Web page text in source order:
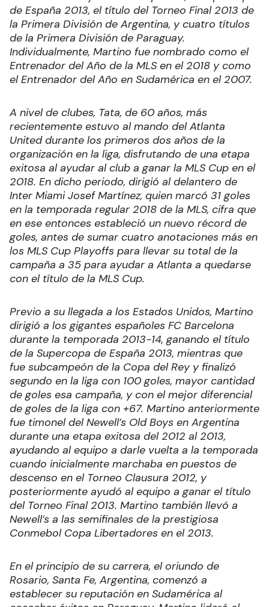
de España 2013, el título del Torneo Final 2013 de
la Primera División de Argentina, y cuatro títulos
de la Primera División de Paraguay.
Individualmente, Martino fue nombrado como el
Entrenador del Año de la MLS en el 2018 y como
el Entrenador del Año en Sudamérica en el 2007.
A nivel de clubes, Tata, de 60 años, más
recientemente estuvo al mando del Atlanta
United durante los primeros dos años de la
organización en la liga, disfrutando de una etapa
exitosa al ayudar al club a ganar la MLS Cup en el
2018. En dicho periodo, dirigió al delantero de
Inter Miami Josef Martínez, quien marcó 31 goles
en la temporada regular 2018 de la MLS, cifra que
en ese entonces estableció un nuevo récord de
goles, antes de sumar cuatro anotaciones más en
los MLS Cup Playoffs para llevar su total de la
campaña a 35 para ayudar a Atlanta a quedarse
con el título de la MLS Cup.
Previo a su llegada a los Estados Unidos, Martino
dirigió a los gigantes españoles FC Barcelona
durante la temporada 2013-14, ganando el título
de la Supercopa de España 2013, mientras que
fue subcampeón de la Copa del Rey y finalizó
segundo en la liga con 100 goles, mayor cantidad
de goles esa campaña, y con el mejor diferencial
de goles de la liga con +67. Martino anteriormente
fue timonel del Newell’s Old Boys en Argentina
durante una etapa exitosa del 2012 al 2013,
ayudando al equipo a darle vuelta a la temporada
cuando inicialmente marchaba en puestos de
descenso en el Torneo Clausura 2012, y
posteriormente ayudó al equipo a ganar el título
del Torneo Final 2013. Martino también llevó a
Newell’s a las semifinales de la prestigiosa
Conmebol Copa Libertadores en el 2013.
En el principio de su carrera, el oriundo de
Rosario, Santa Fe, Argentina, comenzó a
establecer su reputación en Sudamérica al